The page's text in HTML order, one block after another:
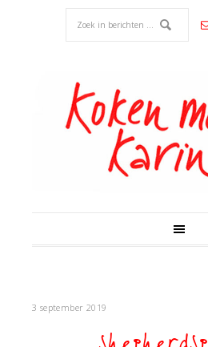
3 september 2019